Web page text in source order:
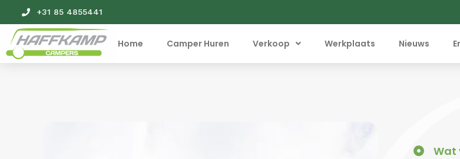
+31 85 4855441
Home Camper Huren Verkoop Werkplaats Nieuws
Wat